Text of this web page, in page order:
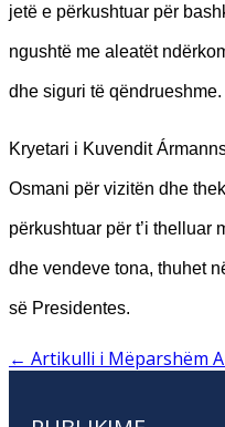
jetë e përkushtuar për
ngushtë me aleatët
dhe siguri të qëndrueshme.
Kryetari i Kuvendit
Osmani për vizitën dhe
përkushtuar për t’i thelluar
dhe vendeve tona, thuhet
së Presidentes.
← Artikulli i Mëparshëm